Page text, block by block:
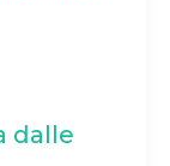
dalle